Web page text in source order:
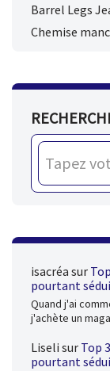
Barrel Legs
Chemise
isacréa sur
pourtant
Quand j'ai
j'achète un
Liseli sur Top
pourtant